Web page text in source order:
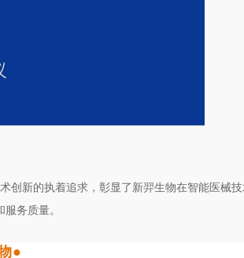
创新的执着追求，彰显了新羿生物在智能医械
务质量。
●